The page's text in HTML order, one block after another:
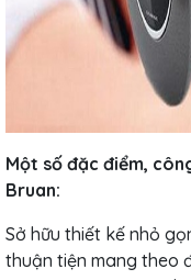
Một số đặc điểm,
Bruan:
Sở hữu thiết kế nhỏ
thuận tiện mang theo